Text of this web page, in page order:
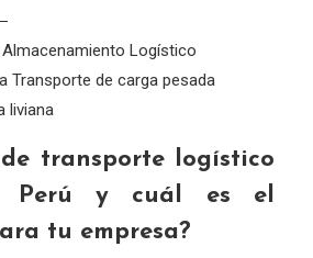
Almacenamiento Logístico
Transporte de carga pesada
liviana
transporte logístico
Perú y cuál es el
tu empresa?